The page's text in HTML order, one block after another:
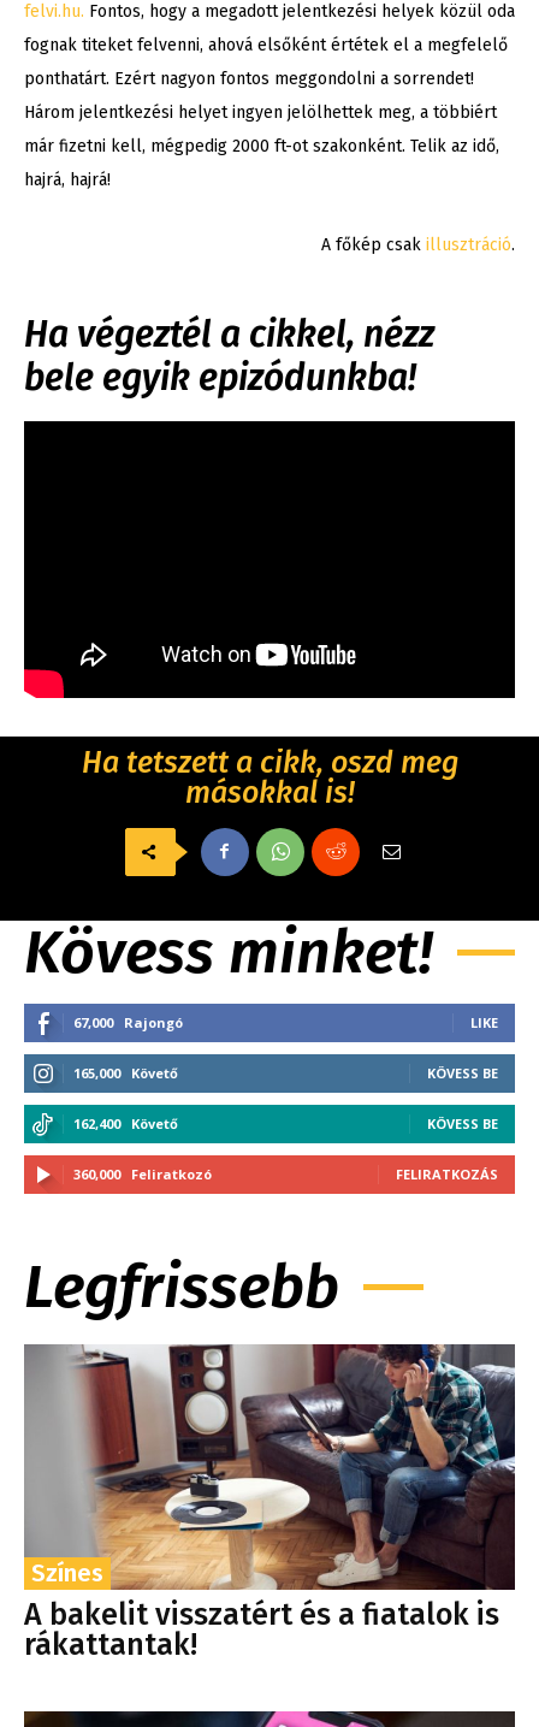
felvi.hu. Fontos, hogy a megadott jelentkezési helyek közül oda
fognak titeket felvenni, ahová elsőként értétek el a megfelelő
ponthatárt. Ezért nagyon fontos meggondolni a sorrendet!
Három jelentkezési helyet ingyen jelölhettek meg, a többiért
már fizetni kell, mégpedig 2000 ft-ot szakonként. Telik az idő,
hajrá, hajrá!
A főkép csak illusztráció.
Ha végeztél a cikkel, nézz
bele egyik epizódunkba!
Ha tetszett a cikk, oszd meg
másokkal is!
Kövess minket!
67,000 Rajongó LIKE
165,000 Követő KÖVESS BE
162,400 Követő KÖVESS BE
360,000 Feliratkozó FELIRATKOZÁS
Legfrissebb
Színes
A bakelit visszatért és a fiatalok is
rákattantak!